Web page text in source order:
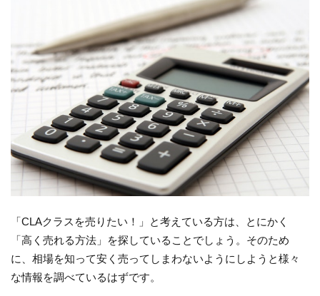
「CLAクラスを売りたい！」と考えている方は、とにかく
「高く売れる方法」を探していることでしょう。そのため
に、相場を知って安く売ってしまわないようにしようと様々
な情報を調べているはずです。